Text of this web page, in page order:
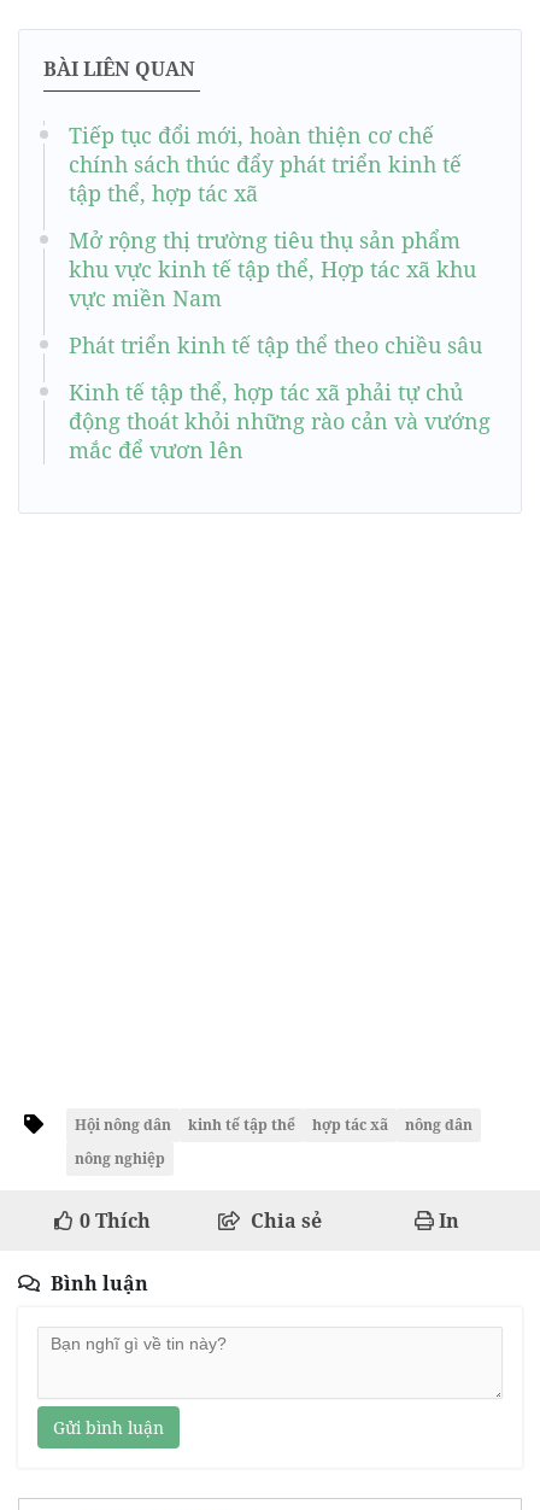
BÀI LIÊN QUAN
Tiếp tục đổi mới, hoàn thiện cơ chế
chính sách thúc đẩy phát triển kinh tế
tập thể, hợp tác xã
Mở rộng thị trường tiêu thụ sản phẩm
khu vực kinh tế tập thể, Hợp tác xã khu
vực miền Nam
Phát triển kinh tế tập thể theo chiều sâu
Kinh tế tập thể, hợp tác xã phải tự chủ
động thoát khỏi những rào cản và vướng
mắc để vươn lên
Hội nông dân kinh tế tập thể hợp tác xã
nông dân
nông nghiệp
0Thích Chia sẻ In
Bình luận
Gửi bình luận